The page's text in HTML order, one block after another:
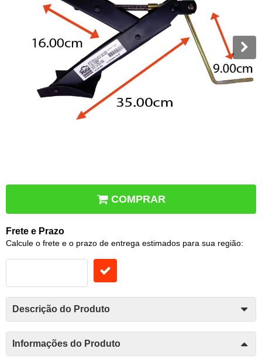
COMPRAR
Frete e Prazo
Calcule o frete e o prazo de entrega estimados para sua região:
Descrição do Produto
Informações do Produto